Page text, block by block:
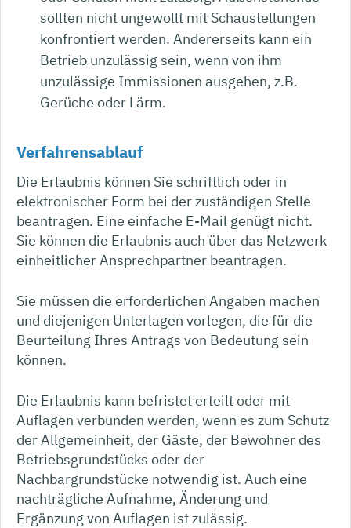
sollten nicht ungewollt mit Schaustellungen
konfrontiert werden. Andererseits kann ein
Betrieb unzulässig sein, wenn von ihm
unzulässige Immissionen ausgehen, z.B.
Gerüche oder Lärm.
Verfahrensablauf
Die Erlaubnis können Sie schriftlich oder in
elektronischer Form bei der zuständigen Stelle
beantragen. Eine einfache E-Mail genügt nicht.
Sie können die Erlaubnis auch über das Netzwerk
einheitlicher Ansprechpartner beantragen.
Sie müssen die erforderlichen Angaben machen
und diejenigen Unterlagen vorlegen, die für die
Beurteilung Ihres Antrags von Bedeutung sein
können.
Die Erlaubnis kann befristet erteilt oder mit
Auflagen verbunden werden, wenn es zum Schutz
der Allgemeinheit, der Gäste, der Bewohner des
Betriebsgrundstücks oder der
Nachbargrundstücke notwendig ist. Auch eine
nachträgliche Aufnahme, Änderung und
Ergänzung von Auflagen ist zulässig.